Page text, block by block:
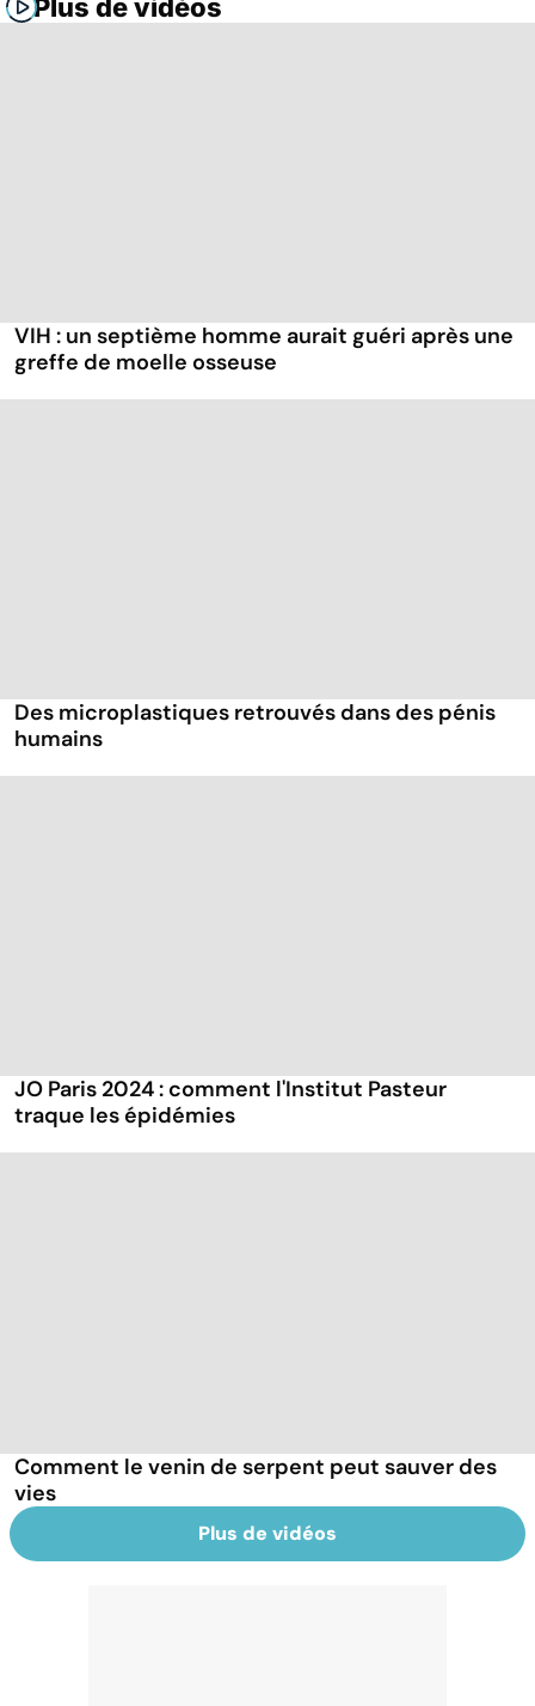
Plus de vidéos
VIH : un septième homme aurait guéri après une
greffe de moelle osseuse
Des microplastiques retrouvés dans des pénis
humains
JO Paris 2024 : comment l'Institut Pasteur
traque les épidémies
Comment le venin de serpent peut sauver des
vies
Plus de vidéos